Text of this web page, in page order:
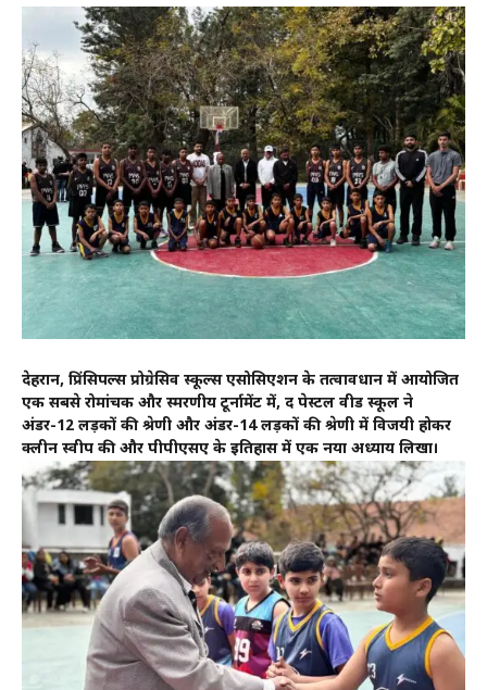
देहरादून, प्रिंसिपल्स प्रोग्रेसिव स्कूल्स एसोसिएशन के तत्वावधान में आयोजित
एक सबसे रोमांचक और स्मरणीय टूर्नामेंट में, द पेस्टल वीड स्कूल ने
अंडर-12 लड़कों की श्रेणी और अंडर-14 लड़कों की श्रेणी में विजयी होकर
क्लीन स्वीप की और पीपीएसए के इतिहास में एक नया अध्याय लिखा।